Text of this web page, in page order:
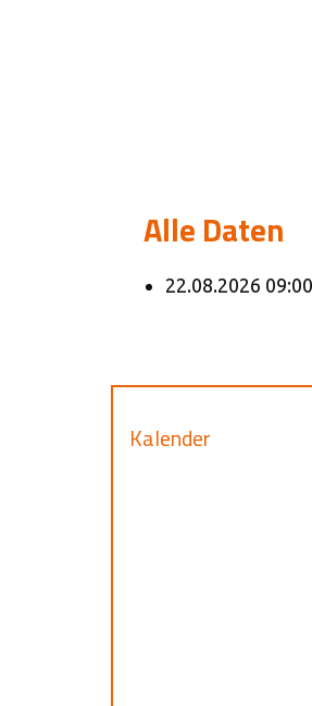
Alle Daten
22.08.2026 09:00
Kalender